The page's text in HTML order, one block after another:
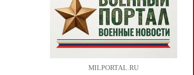
MILPORTAL.RU